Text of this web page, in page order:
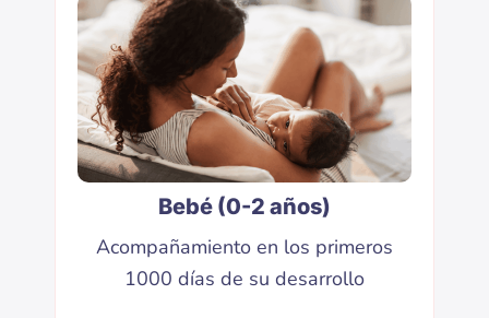
Bebé (0-2 años)
Acompañamiento en los primeros
1000 días de su desarrollo